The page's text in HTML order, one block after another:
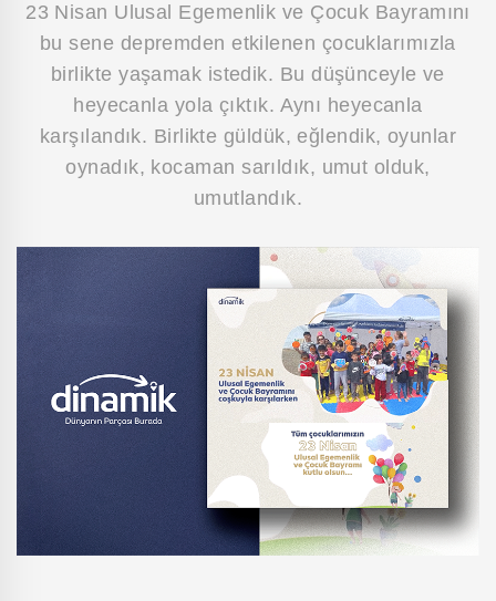
23 Nisan Ulusal Egemenlik ve Çocuk Bayramını
bu sene depremden etkilenen çocuklarımızla
birlikte yaşamak istedik. Bu düşünceyle ve
heyecanla yola çıktık. Aynı heyecanla
karşılandık. Birlikte güldük, eğlendik, oyunlar
oynadık, kocaman sarıldık, umut olduk,
umutlandık.